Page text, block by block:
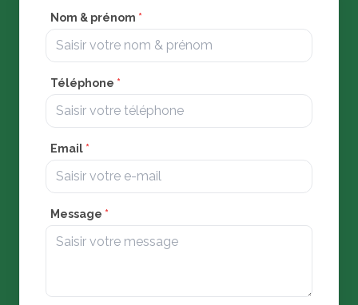
Nom & prénom *
Téléphone *
Email *
Message *